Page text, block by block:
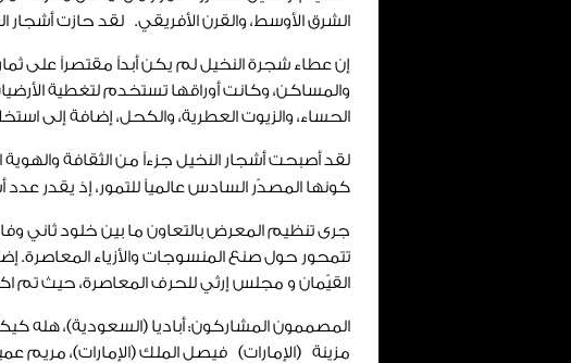
الشرق الأوسط، والقرن الأفريقي. لقد حازت أشجار
إن عطاء شجرة النخيل لم يكن أبداً مقتصراً على
والمساكن، وكانت أوراقها تستخدم لتغطية
الحساء، والزيوت العطرية، والكحل، إضافة إلى
لقد أصبحت أشجار النخيل جزءاً من الثقافة والهوية
كونها المصدّر السادس عالمياً للتمور، إذ يقدر عدد
جرى تنظيم المعرض بالتعاون ما بين خلود ثاني
تتمحور حول صنع المنسوجات والأزياء
القيّمان و مجلس إرثي للحرف المعاصرة، حيث تم
المصممون المشاركون: أباديا (السعودية)، هله
مزينة (الإمارات) فيصل الملك (الإمارات)، مريم